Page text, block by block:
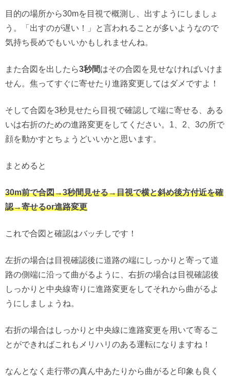
目的の場所から30mを目視で概測し、出すようにしましょ
う。「出すのが遅い！」と言われることが多いようなので
気持ち長めでもいいかもしれませんね。
また合図を出したら3秒間はその合図を見せなければいけま
せん。焦ってすぐに寄せたり進路変更してはダメですよ！
そして合図を3秒見せたら目視で確認して端に寄せる、ある
いは右折のための進路変更をしてください。1、2、3の所で
顔を動かすとちょうどいいかと思います。
まとめると
30m前で合図→3秒間見せる→目視で横と斜め後方付近を確
認→寄せるor進路変更
これで合図と確認はバッチしです！
左折の場合は目視確認後に道路の端にしっかりと寄って道
路の側端に沿って曲がるように、右折の場合は目視確認後
しっかりと中央線寄りに進路変更をしてそれから曲がるよ
うにしましょうね。
右折の場合はしっかりと中央線に進路変更を用いて寄るこ
とができればこれもメリハリのある運転になりますね！
なんとなく走行帯の真ん中あたりから曲がると印象も良く